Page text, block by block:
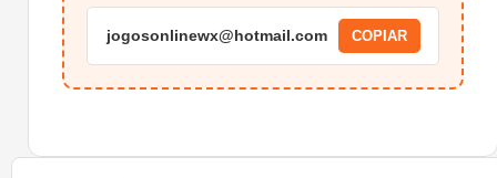
jogosonlinewx@hotmail.com COPIAR